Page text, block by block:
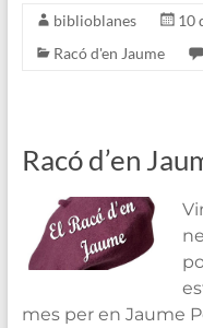
biblioblanes
10
Racó d'en Jaume
Racó d’en
mes per en Jaume